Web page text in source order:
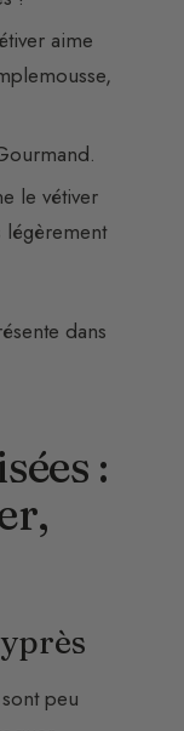
aime
le vétiver
légèrement
dans
:
peu